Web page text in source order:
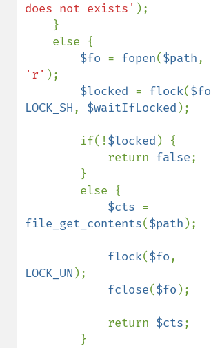
does not exists' );
$fo = fopen($path
'r' );
$locked = flock($fo
LOCK_SH, $waitIfLocked );
        if(!
$locked ) {
            return
false;
$cts
file_get_contents($path );
flock($fo
LOCK_UN );
fclose($fo );
            return
$cts;